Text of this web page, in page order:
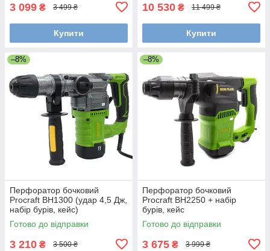
3 099 ₴ 3 499 ₴
Купити
10 530 ₴ 11 499 ₴
Купити
–8%
Перфоратор бочковий
Procraft BH1300 (удар 4,5 Дж,
набір бурів, кейс)
Готово до відправки
3 210 ₴ 3 500 ₴
–8%
Перфоратор бочковий
Procraft BH2250 + набір
бурів, кейс
Готово до відправки
3 675 ₴ 3 999 ₴